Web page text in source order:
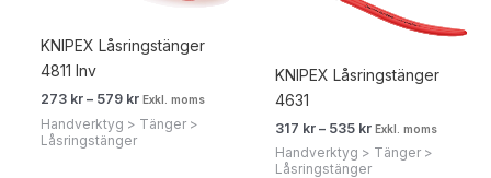
KNIPEX Låsringstänger
4811 Inv
273 kr – 579 kr Exkl. moms
Handverktyg > Tänger >
Låsringstänger
KNIPEX Låsringstänger
4631
317 kr – 535 kr Exkl. moms
Handverktyg > Tänger >
Låsringstänger